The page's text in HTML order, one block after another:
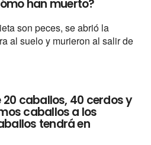
han muerto?
son peces, se abrió la
al suelo y murieron al salir de
20 caballos, 40 cerdos y
caballos a los
tendrá en